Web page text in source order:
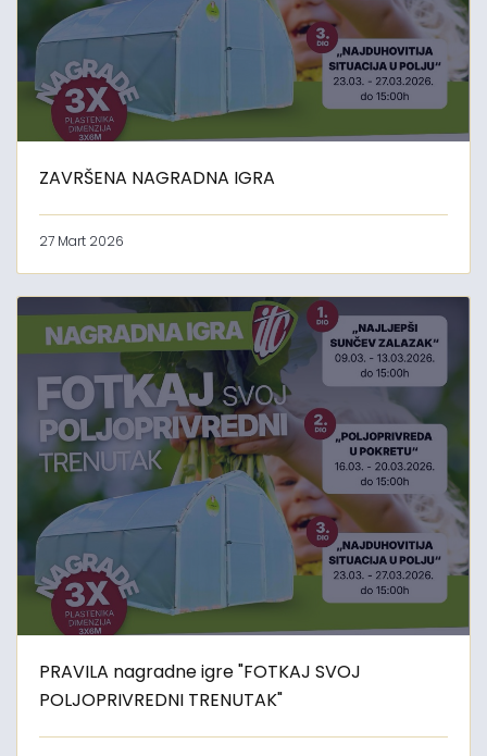
ZAVRŠENA NAGRADNA IGRA
27 Mart 2026
PRAVILA nagradne igre "FOTKAJ SVOJ
POLJOPRIVREDNI TRENUTAK"